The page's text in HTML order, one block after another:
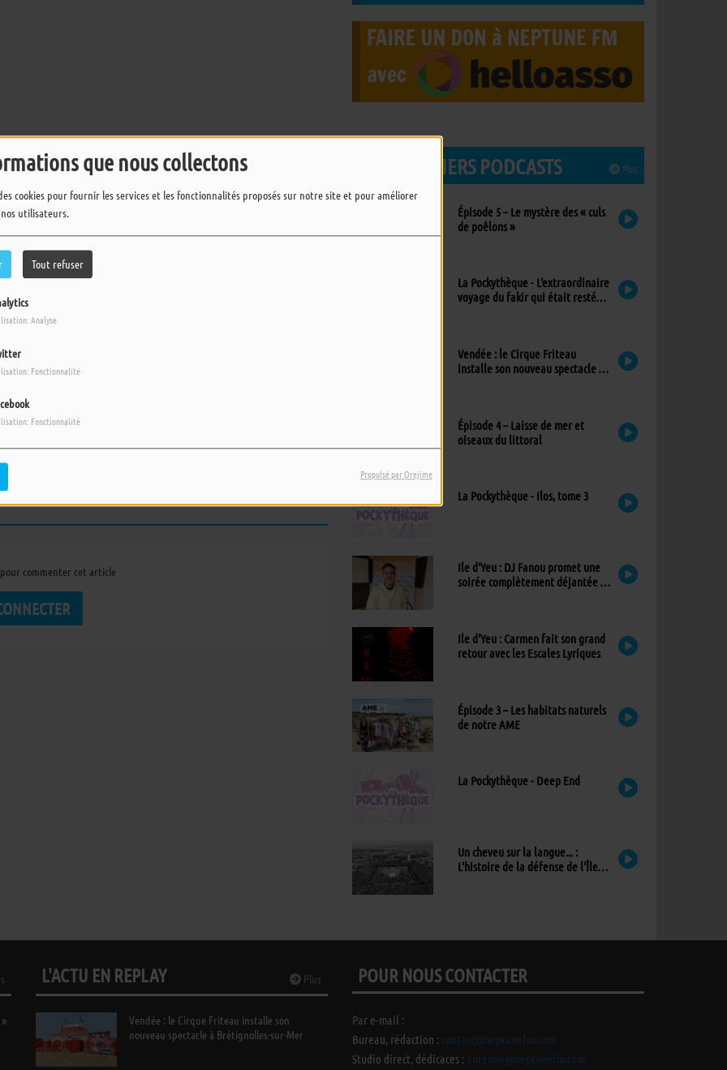
que nous collectons
cookies pour fournir les services et les fonctionnalités proposés sur notre site et pour améliorer
utilisateurs.
Tout refuser
Analyse
Fonctionnalité
Fonctionnalité
Propulsé par Orejime
Ile d’Yeu : Carmen fait son
dans l’univers de la dark
commenter cet article
Plus
LES DERNIERS PODCASTS
Épisode 5 – Le mystère des « culs
de poêlons »
La Pockythèque - L'extraordinaire
voyage du fakir qui était resté
Vendée : le Cirque Friteau
installe son nouveau spectacle à
Épisode 4 – Laisse de mer et
oiseaux du littoral
La Pockythèque - Ilos, tome 3
Ile d’Yeu : DJ Fanou promet une
soirée complètement déjantée à
Ile d’Yeu : Carmen fait son grand
retour avec les Escales Lyriques
Épisode 3 – Les habitats naturels
de notre AME
La Pockythèque - Deep End
Un cheveu sur la langue... :
L'histoire de la défense de l'Île
Plus
L'ACTU EN REPLAY
Vendée : le Cirque Friteau installe son
nouveau spectacle à Brétignolles-sur-Mer
POUR NOUS CONTACTER
Par e-mail :
Bureau, rédaction : contact@neptunefm.com
Studio direct, dédicaces : antenne@neptunefm.com